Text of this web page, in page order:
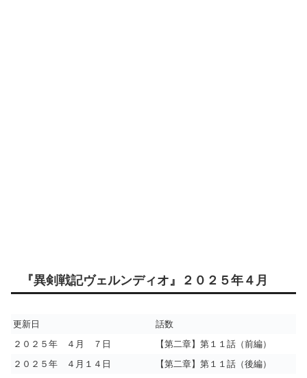
『異剣戦記ヴェルンディオ』２０２５年４月
更新日
話数
２０２５年 ４月 ７日
【第二章】第１１話（前編）
２０２５年 ４月１４日
【第二章】第１１話（後編）